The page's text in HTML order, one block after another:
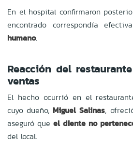
En el hospital confirmaron
encontrado correspondía
humano.
Reacción del
ventas
El hecho ocurrió en el
cuyo dueño, Miguel Salinas,
aseguró que el diente no
del local.